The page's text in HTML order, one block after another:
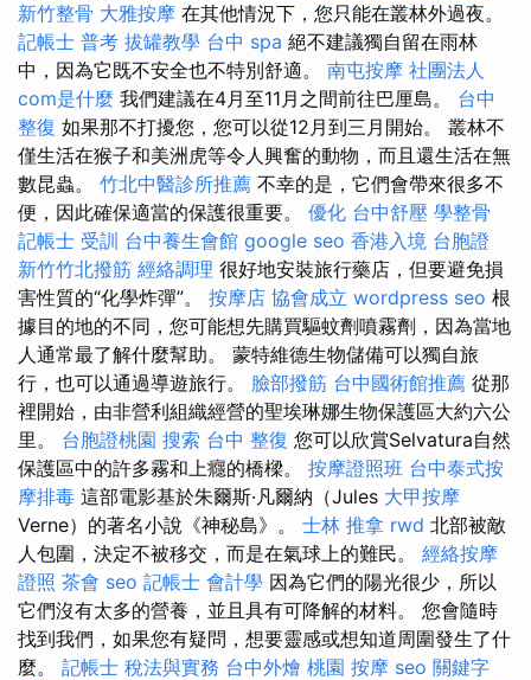
新竹整骨 大雅按摩 在其他情況下，您只能在叢林外過夜。
記帳士 普考 拔罐教學 台中 spa 絕不建議獨自留在雨林
中，因為它既不安全也不特別舒適。 南屯按摩 社團法人
com是什麼 我們建議在4月至11月之間前往巴厘島。 台中
整復 如果那不打擾您，您可以從12月到三月開始。 叢林不
僅生活在猴子和美洲虎等令人興奮的動物，而且還生活在無
數昆蟲。 竹北中醫診所推薦 不幸的是，它們會帶來很多不
便，因此確保適當的保護很重要。 優化 台中舒壓 學整骨
記帳士 受訓 台中養生會館 google seo 香港入境 台胞證
新竹竹北撥筋 經絡調理 很好地安裝旅行藥店，但要避免損
害性質的“化學炸彈”。 按摩店 協會成立 wordpress seo 根
據目的地的不同，您可能想先購買驅蚊劑噴霧劑，因為當地
人通常最了解什麼幫助。 蒙特維德生物儲備可以獨自旅
行，也可以通過導遊旅行。 臉部撥筋 台中國術館推薦 從那
裡開始，由非營利組織經營的聖埃琳娜生物保護區大約六公
里。 台胞證桃園 搜索 台中 整復 您可以欣賞Selvatura自然
保護區中的許多霧和上癮的橋樑。 按摩證照班 台中泰式按
摩排毒 這部電影基於朱爾斯·凡爾納（Jules 大甲按摩
Verne）的著名小說《神秘島》。 士林 推拿 rwd 北部被敵
人包圍，決定不被移交，而是在氣球上的難民。 經絡按摩
證照 茶會 seo 記帳士 會計學 因為它們的陽光很少，所以
它們沒有太多的營養，並且具有可降解的材料。 您會隨時
找到我們，如果您有疑問，想要靈感或想知道周圍發生了什
麼。 記帳士 稅法與實務 台中外燴 桃園 按摩 seo 關鍵字